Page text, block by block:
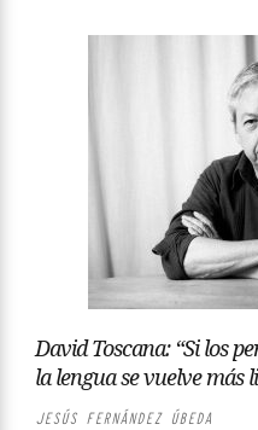
David Toscana: “Si los
la lengua se vuelve más
JESÚS FERNÁNDEZ ÚBEDA